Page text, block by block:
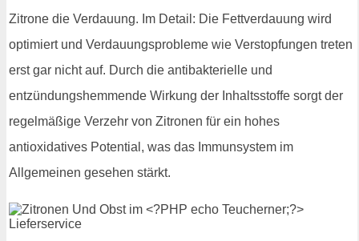
Zitrone die Verdauung. Im Detail: Die Fettverdauung wird
optimiert und Verdauungsprobleme wie Verstopfungen treten
erst gar nicht auf. Durch die antibakterielle und
entzündungshemmende Wirkung der Inhaltsstoffe sorgt der
regelmäßige Verzehr von Zitronen für ein hohes
antioxidatives Potential, was das Immunsystem im
Allgemeinen gesehen stärkt.